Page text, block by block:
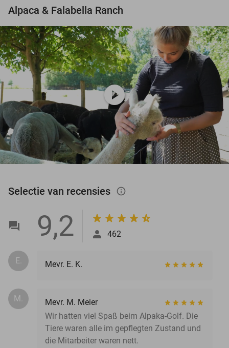
Alpaca & Falabella Ranch
play_circle
Selectie van recensies info_outlined
9,2 462
E. Mevr. E. K.
M.
Mevr. M. Meier
Wir hatten viel Spaß beim Alpaka-Golf. Die
Tiere waren alle im gepflegten Zustand und
die Mitarbeiter waren nett.